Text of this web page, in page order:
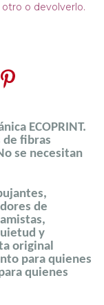
o devolverlo.
ECOPRINT.
de fibras
se necesitan
de
y
original
para quienes
quienes